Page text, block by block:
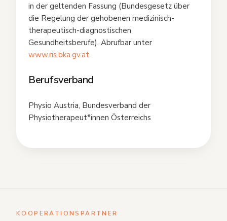
in der geltenden Fassung (Bundesgesetz über
die Regelung der gehobenen medizinisch-
therapeutisch-diagnostischen
Gesundheitsberufe). Abrufbar unter
www.ris.bka.gv.at.
Berufsverband
Physio Austria, Bundesverband der
Physiotherapeut*innen Österreichs
KOOPERATIONSPARTNER